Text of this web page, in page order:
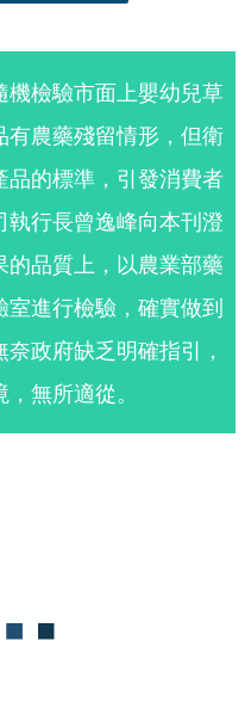
檢驗市面上嬰幼兒草
農藥殘留情形，但衛
的標準，引發消費者
行長曾逸峰向本刊澄
品質上，以農業部藥
進行檢驗，確實做到
政府缺乏明確指引，
無所適從。